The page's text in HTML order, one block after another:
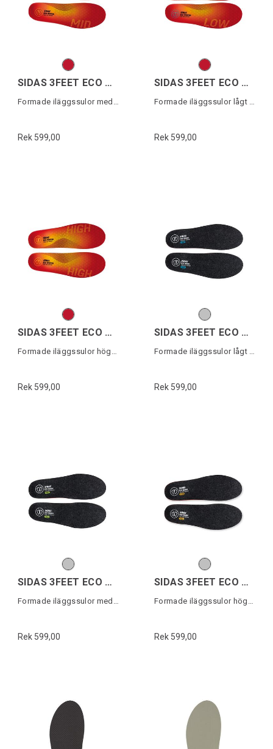
SIDAS 3FEET ECO WINTER MID
Formade iläggssulor medelhögt fotvalv
Rek 599,00
SIDAS 3FEET ECO WINTER LOW
Formade iläggssulor lågt fotvalv
Rek 599,00
SIDAS 3FEET ECO WINTER HIGH
Formade iläggssulor högt fotvalv
Rek 599,00
SIDAS 3FEET ECO WARM LOW
Formade iläggssulor lågt fotvalv
Rek 599,00
SIDAS 3FEET ECO WARM MID
Formade iläggssulor medelhögt fotvalv
Rek 599,00
SIDAS 3FEET ECO WARM HIGH
Formade iläggssulor högt fotvalv
Rek 599,00